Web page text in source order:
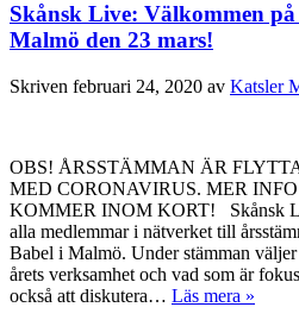
Skånsk Live: Välkommen
Malmö den 23 mars!
Skriven februari 24, 2020 av Katsler
OBS! ÅRSSTÄMMAN ÄR
MED CORONAVIRUS. MER
KOMMER INOM KORT! Skånsk
alla medlemmar i nätverket till
Babel i Malmö. Under stämman
årets verksamhet och vad som är
också att diskutera… Läs mera »